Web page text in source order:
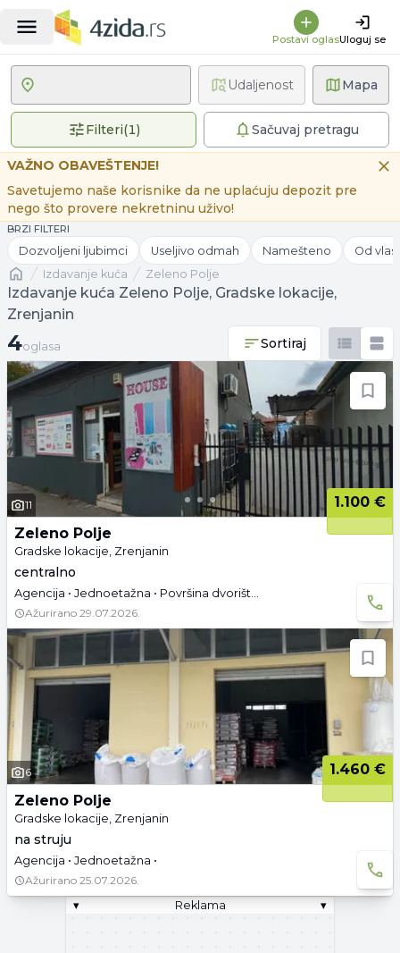
Postavi oglasUloguj se
Mapa
Filteri(1)1 primenjen filterSačuvaj pretragu
Udaljenost
VAŽNO OBAVEŠTENJE!
Savetujemo naše korisnike da ne uplaćuju depozit pre
nego što provere nekretninu uživo!
BRZI FILTERI
Dozvoljeni ljubimci Useljivo odmah Namešteno Od
Naslovnaizdavanje kuća Zeleno Polje
Izdavanje kuća Zeleno Polje, Gradske lokacije,
Zrenjanin
4 oglasa
4oglasa Sortiraj
11
1.100 €
Zeleno Polje
Gradske lokacije, Zrenjanin
centralno
Agencija • Jednoetažna • Površina dvorišta: 4 a •
Ažurirano 29.07.2026.
6
1.460 €
Zeleno Polje
Gradske lokacije, Zrenjanin
na struju
Agencija • Jednoetažna •
Ažurirano 25.07.2026.
▾
Reklama ▾